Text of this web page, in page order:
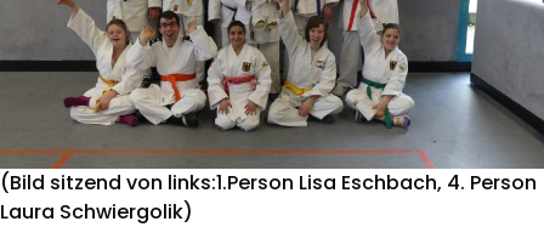
(Bild sitzend von links:1.Person Lisa Eschbach, 4. Person
Laura Schwiergolik)